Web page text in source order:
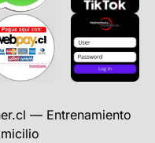
— Entrenamiento